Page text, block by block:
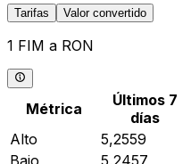
Tarifas Valor convertido
1 FIM a RON
Métrica
Últimos 7
días
Alto
5,2559